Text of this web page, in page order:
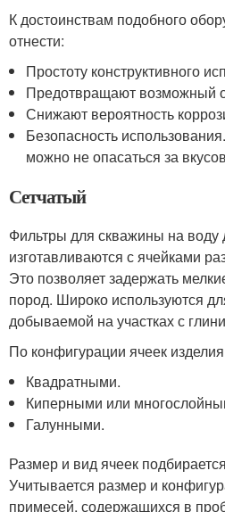
К достоинствам подобного
отнести:
Простоту конструктивного
Предотвращают возможный
Снижают вероятность
Безопасность
можно не опасаться за
Сетчатый
Фильтры для скважины на воду
изготавливаются с ячейками
Это позволяет задержать
пород. Широко используются
добываемой на участках с
По конфигурации ячеек
Квадратными.
Киперными или
Галунными.
Размер и вид ячеек
Учитывается размер и
примесей, содержащихся в